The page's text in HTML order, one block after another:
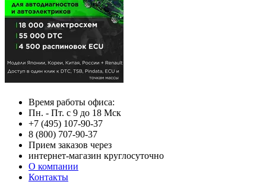
Время работы офиса:
Пн. - Пт. с 9 до 18 Мск
+7 (495) 107-90-37
8 (800) 707-90-37
Прием заказов через
интернет-магазин круглосуточно
О компании
Контакты